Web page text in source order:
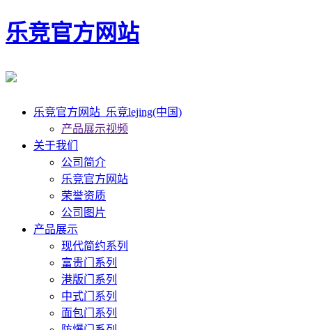
乐竞官方网站
乐竞官方网站_乐竞lejing(中国)
产品展示视频
关于我们
公司简介
乐竞官方网站
荣誉资质
公司图片
产品展示
现代简约系列
富贵门系列
港版门系列
中式门系列
面包门系列